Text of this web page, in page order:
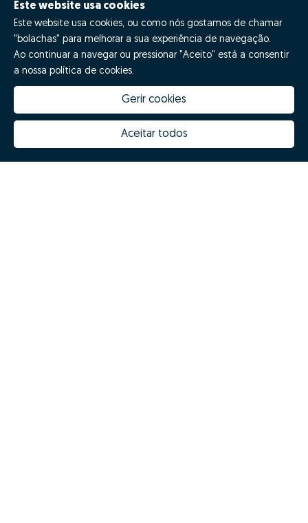
Este website usa cookies
Este website usa cookies, ou como nós gostamos de chamar
"bolachas" para melhorar a sua experiência de navegação.
Ao continuar a navegar ou pressionar "Aceito" está a consentir
a nossa política de cookies.
Gerir cookies
Aceitar todos